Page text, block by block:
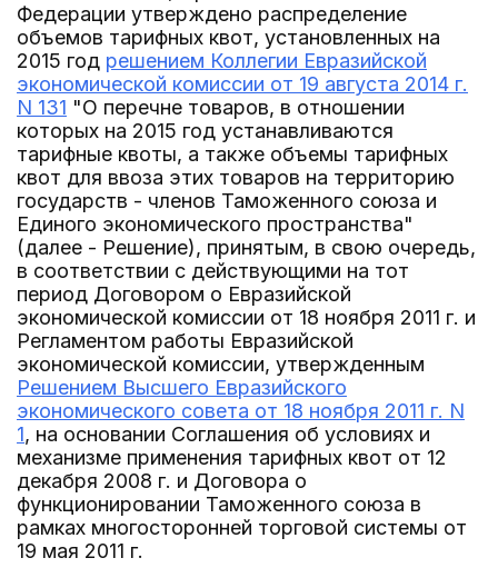
Федерации утверждено распределение
объемов тарифных квот, установленных на
2015 год решением Коллегии Евразийской
экономической комиссии от 19 августа 2014 г.
N 131 "О перечне товаров, в отношении
которых на 2015 год устанавливаются
тарифные квоты, а также объемы тарифных
квот для ввоза этих товаров на территорию
государств - членов Таможенного союза и
Единого экономического пространства"
(далее - Решение), принятым, в свою очередь,
в соответствии с действующими на тот
период Договором о Евразийской
экономической комиссии от 18 ноября 2011 г. и
Регламентом работы Евразийской
экономической комиссии, утвержденным
Решением Высшего Евразийского
экономического совета от 18 ноября 2011 г. N
1, на основании Соглашения об условиях и
механизме применения тарифных квот от 12
декабря 2008 г. и Договора о
функционировании Таможенного союза в
рамках многосторонней торговой системы от
19 мая 2011 г.